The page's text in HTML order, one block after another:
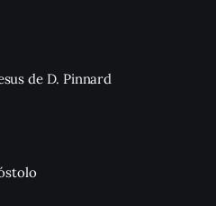
de D. Pinnard